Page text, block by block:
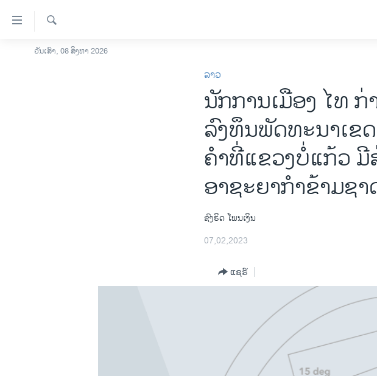
ລິ້ງ
ສຳຫລັບ
ໂຮມເພຈ
ວິທະຍາສາດ-ເທັກໂນໂລຈີ
ຄົ້ນຫາ
ວັນເສົາ, 08 ສິງຫາ 2026
ລາວ
ນັກການເມືອງ ໄທ
ລົງທຶນພັດທະນາເຂ
ຄຳທີ່ແຂວງບໍ່ແກ້ວ
ອາຊະຍາກຳຂ້າມຊາ
ຊົງຣິດ ໂພນເງິນ
07,02,2023
ແຊຣ໌